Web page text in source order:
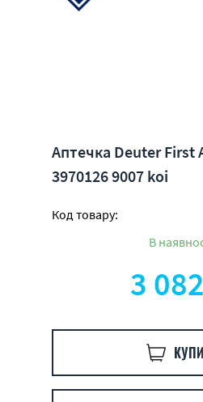
Аптечка Deuter First
3970126 9007 koi
Код товару:
В
3 082